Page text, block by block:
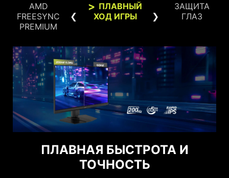
AMD
FREESYNC
PREMIUM
ПЛАВНЫЙ
ХОД ИГРЫ
ЗАЩИТА
ГЛАЗ
ПЛАВНАЯ БЫСТРОТА И
ТОЧНОСТЬ
КОМФОРТНО
Технологии Anti-Flicker и Less Blue Light
ПОДДЕРЖКА G-SYNC